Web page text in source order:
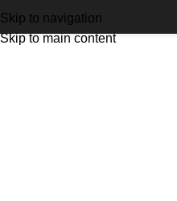
Skip to navigation
Skip to main content